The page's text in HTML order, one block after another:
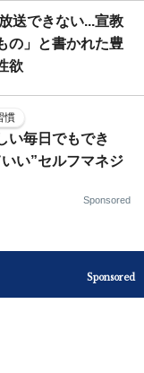
送できない...宣教
の」と書かれた豊
欲
慣
い毎日でもでき
い”セルフマネジ
Sponsored
Sponsored